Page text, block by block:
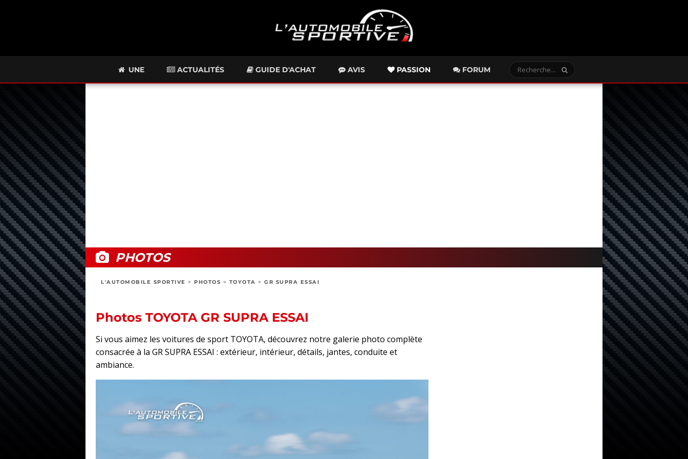
UNE ACTUALITÉS GUIDE D'ACHAT AVIS PASSION FORUM
PHOTOS
L'AUTOMOBILE SPORTIVE > PHOTOS > TOYOTA > GR SUPRA ESSAI
Photos TOYOTA GR SUPRA ESSAI
Si vous aimez les voitures de sport TOYOTA, découvrez notre galerie photo complète
consacrée à la GR SUPRA ESSAI : extérieur, intérieur, détails, jantes, conduite et
ambiance.